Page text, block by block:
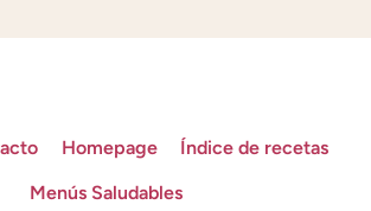
Homepage
Índice de recetas
Menús Saludables